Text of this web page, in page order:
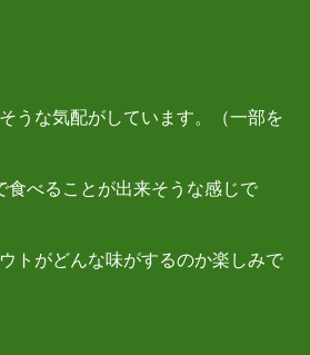
うな気配がしています。（一部を
食べることが出来そうな感じで
トがどんな味がするのか楽しみで